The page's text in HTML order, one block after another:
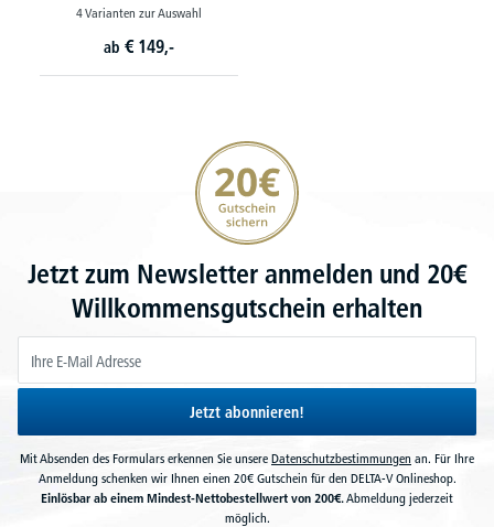
4 Varianten zur Auswahl
ab € 149,-
20€ Gutschein sichern
Jetzt zum Newsletter anmelden und 20€
Willkommensgutschein erhalten
Jetzt abonnieren!
Mit Absenden des Formulars erkennen Sie unsere Datenschutzbestimmungen an. Für Ihre
Anmeldung schenken wir Ihnen einen 20€ Gutschein für den DELTA-V Onlineshop.
Einlösbar ab einem Mindest-Nettobestellwert von 200€.Abmeldung jederzeit
möglich.